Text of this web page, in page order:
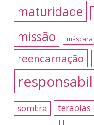
maturidade
missão máscara
reencarnação
sombra terapias